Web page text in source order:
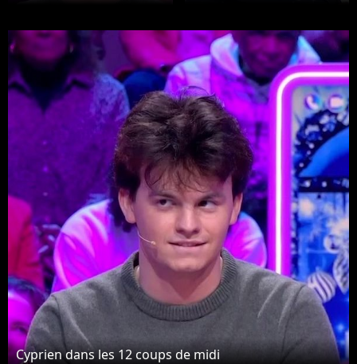
grosse frayeur
Cyprien dans les 12 coups de midi